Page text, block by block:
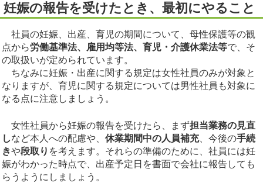
妊娠の報告を受けたとき、最初にやること
社員の妊娠、出産、育児の期間について、母性保護等の観
点から労働基準法、雇用均等法、育児・介護休業法等で、そ
の取扱いが定められています。
ちなみに妊娠・出産に関する規定は女性社員のみが対象と
なりますが、育児に関する規定については男性社員も対象に
なる点に注意しましょう。
女性社員から妊娠の報告を受けたら、まず担当業務の見直
しなど本人への配慮や、 休業期間中の人員補充、今後の手続
きや段取り を考えます。それらの準備のために、社員には妊
娠がわかった時点で、出産予定日を書面で会社に報告しても
らうようにしましょう。